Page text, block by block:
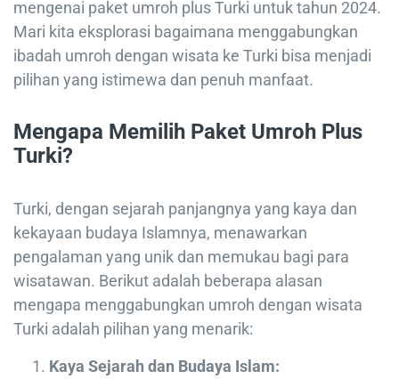
mengenai paket umroh plus Turki untuk tahun 2024.
Mari kita eksplorasi bagaimana menggabungkan
ibadah umroh dengan wisata ke Turki bisa menjadi
pilihan yang istimewa dan penuh manfaat.
Mengapa Memilih Paket Umroh Plus
Turki?
Turki, dengan sejarah panjangnya yang kaya dan
kekayaan budaya Islamnya, menawarkan
pengalaman yang unik dan memukau bagi para
wisatawan. Berikut adalah beberapa alasan
mengapa menggabungkan umroh dengan wisata
Turki adalah pilihan yang menarik:
Kaya Sejarah dan Budaya Islam: